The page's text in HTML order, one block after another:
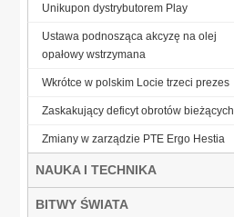
Unikupon dystrybutorem Play
Ustawa podnosząca akcyzę na olej
opałowy wstrzymana
Wkrótce w polskim Locie trzeci prezes
Zaskakujący deficyt obrotów bieżących
Zmiany w zarządzie PTE Ergo Hestia
NAUKA I TECHNIKA
BITWY ŚWIATA